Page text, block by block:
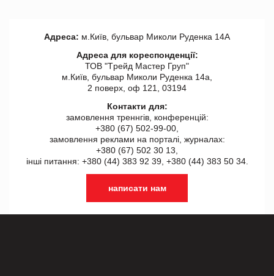
Адреса: м.Київ, бульвар Миколи Руденка 14А
Адреса для кореспонденції:
ТОВ "Tрейд Мастер Груп"
м.Київ, бульвар Миколи Руденка 14а,
2 поверх, оф 121, 03194
Контакти для:
замовлення треннгів, конференцій:
+380 (67) 502-99-00,
замовлення реклами на порталі, журналах:
+380 (67) 502 30 13,
інші питання: +380 (44) 383 92 39, +380 (44) 383 50 34.
написати нам